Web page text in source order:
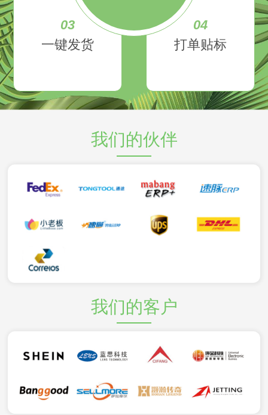
03
一键发货
04
打单贴标
我们的伙伴
我们的客户